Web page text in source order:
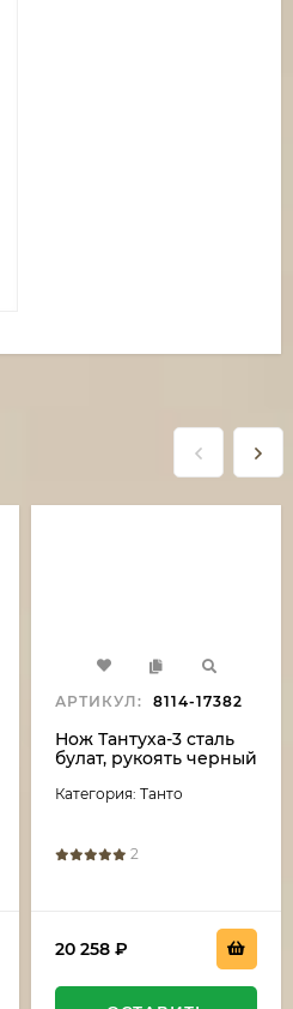
АРТИКУЛ: 8114-17382
Нож Тантуха-3 сталь
булат, рукоять черный
береза
Категория: Танто
2
20 258 ₽